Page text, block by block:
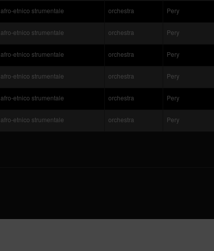
afro-etnico strumentale orchestra Pery
afro-etnico strumentale orchestra Pery
afro-etnico strumentale orchestra Pery
afro-etnico strumentale orchestra Pery
afro-etnico strumentale orchestra Pery
afro-etnico strumentale orchestra Pery